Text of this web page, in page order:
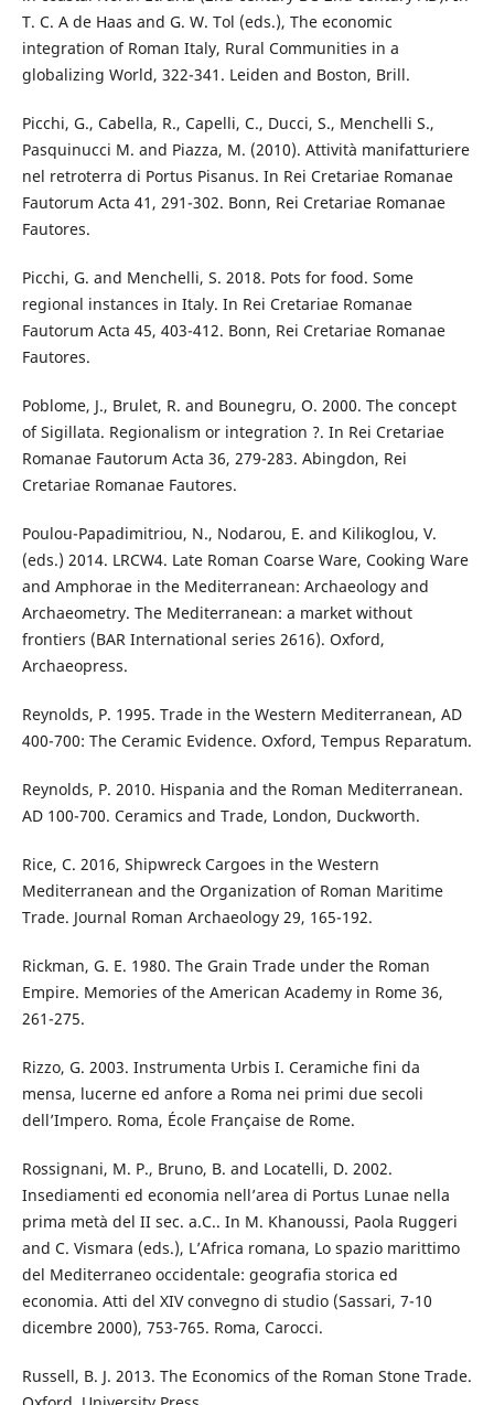
T. C. A de Haas and G. W. Tol (eds.), The economic
integration of Roman Italy, Rural Communities in a
globalizing World, 322-341. Leiden and Boston, Brill.
Picchi, G., Cabella, R., Capelli, C., Ducci, S., Menchelli S.,
Pasquinucci M. and Piazza, M. (2010). Attività manifatturiere
nel retroterra di Portus Pisanus. In Rei Cretariae Romanae
Fautorum Acta 41, 291-302. Bonn, Rei Cretariae Romanae
Fautores.
Picchi, G. and Menchelli, S. 2018. Pots for food. Some
regional instances in Italy. In Rei Cretariae Romanae
Fautorum Acta 45, 403-412. Bonn, Rei Cretariae Romanae
Fautores.
Poblome, J., Brulet, R. and Bounegru, O. 2000. The concept
of Sigillata. Regionalism or integration ?. In Rei Cretariae
Romanae Fautorum Acta 36, 279-283. Abingdon, Rei
Cretariae Romanae Fautores.
Poulou-Papadimitriou, N., Nodarou, E. and Kilikoglou, V.
(eds.) 2014. LRCW4. Late Roman Coarse Ware, Cooking Ware
and Amphorae in the Mediterranean: Archaeology and
Archaeometry. The Mediterranean: a market without
frontiers (BAR International series 2616). Oxford,
Archaeopress.
Reynolds, P. 1995. Trade in the Western Mediterranean, AD
400-700: The Ceramic Evidence. Oxford, Tempus Reparatum.
Reynolds, P. 2010. Hispania and the Roman Mediterranean.
AD 100-700. Ceramics and Trade, London, Duckworth.
Rice, C. 2016, Shipwreck Cargoes in the Western
Mediterranean and the Organization of Roman Maritime
Trade. Journal Roman Archaeology 29, 165-192.
Rickman, G. E. 1980. The Grain Trade under the Roman
Empire. Memories of the American Academy in Rome 36,
261-275.
Rizzo, G. 2003. Instrumenta Urbis I. Ceramiche fini da
mensa, lucerne ed anfore a Roma nei primi due secoli
dell’Impero. Roma, École Française de Rome.
Rossignani, M. P., Bruno, B. and Locatelli, D. 2002.
Insediamenti ed economia nell’area di Portus Lunae nella
prima metà del II sec. a.C.. In M. Khanoussi, Paola Ruggeri
and C. Vismara (eds.), L’Africa romana, Lo spazio marittimo
del Mediterraneo occidentale: geografia storica ed
economia. Atti del XIV convegno di studio (Sassari, 7-10
dicembre 2000), 753-765. Roma, Carocci.
Russell, B. J. 2013. The Economics of the Roman Stone Trade.